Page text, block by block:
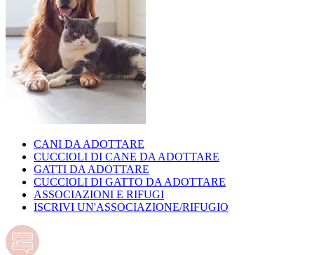
CANI DA ADOTTARE
CUCCIOLI DI CANE DA ADOTTARE
GATTI DA ADOTTARE
CUCCIOLI DI GATTO DA ADOTTARE
ASSOCIAZIONI E RIFUGI
ISCRIVI UN'ASSOCIAZIONE/RIFUGIO